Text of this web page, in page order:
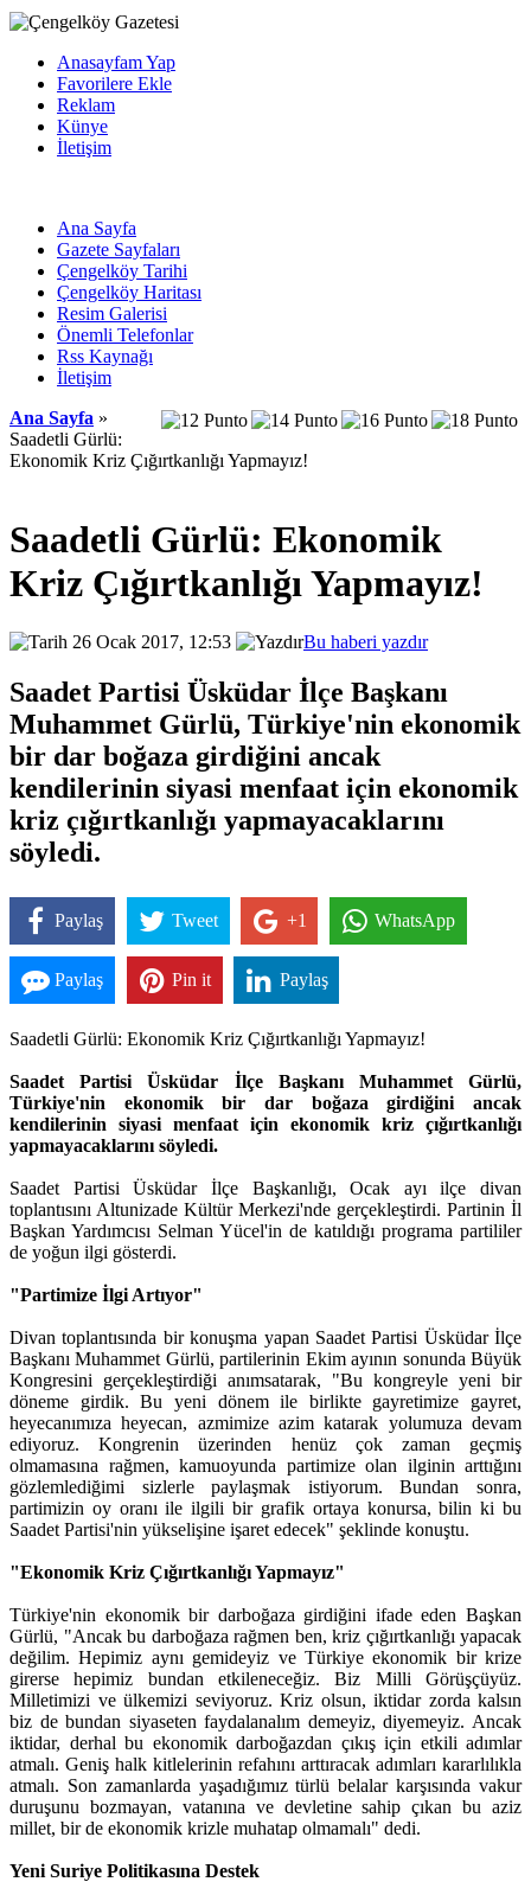
Anasayfam Yap
Favorilere Ekle
Reklam
Künye
İletişim
Ana Sayfa
Gazete Sayfaları
Çengelköy Tarihi
Çengelköy Haritası
Resim Galerisi
Önemli Telefonlar
Rss Kaynağı
İletişim
Ana Sayfa »
Saadetli Gürlü:
Ekonomik Kriz Çığırtkanlığı Yapmayız!
Saadetli Gürlü: Ekonomik
Kriz Çığırtkanlığı Yapmayız!
26 Ocak 2017, 12:53 Bu haberi yazdır
Saadet Partisi Üsküdar İlçe Başkanı
Muhammet Gürlü, Türkiye'nin ekonomik
bir dar boğaza girdiğini ancak
kendilerinin siyasi menfaat için ekonomik
kriz çığırtkanlığı yapmayacaklarını
söyledi.
Paylaş Tweet +1 WhatsApp
Paylaş Pin it Paylaş
Saadetli Gürlü: Ekonomik Kriz Çığırtkanlığı Yapmayız!
Saadet Partisi Üsküdar İlçe Başkanı Muhammet Gürlü,
Türkiye'nin ekonomik bir dar boğaza girdiğini ancak
kendilerinin siyasi menfaat için ekonomik kriz çığırtkanlığı
yapmayacaklarını söyledi.
Saadet Partisi Üsküdar İlçe Başkanlığı, Ocak ayı ilçe divan
toplantısını Altunizade Kültür Merkezi'nde gerçekleştirdi. Partinin İl
Başkan Yardımcısı Selman Yücel'in de katıldığı programa partililer
de yoğun ilgi gösterdi.
"Partimize İlgi Artıyor"
Divan toplantısında bir konuşma yapan Saadet Partisi Üsküdar İlçe
Başkanı Muhammet Gürlü, partilerinin Ekim ayının sonunda Büyük
Kongresini gerçekleştirdiği anımsatarak, "Bu kongreyle yeni bir
döneme girdik. Bu yeni dönem ile birlikte gayretimize gayret,
heyecanımıza heyecan, azmimize azim katarak yolumuza devam
ediyoruz. Kongrenin üzerinden henüz çok zaman geçmiş
olmamasına rağmen, kamuoyunda partimize olan ilginin arttığını
gözlemlediğimi sizlerle paylaşmak istiyorum. Bundan sonra,
partimizin oy oranı ile ilgili bir grafik ortaya konursa, bilin ki bu
Saadet Partisi'nin yükselişine işaret edecek" şeklinde konuştu.
"Ekonomik Kriz Çığırtkanlığı Yapmayız"
Türkiye'nin ekonomik bir darboğaza girdiğini ifade eden Başkan
Gürlü, "Ancak bu darboğaza rağmen ben, kriz çığırtkanlığı yapacak
değilim. Hepimiz aynı gemideyiz ve Türkiye ekonomik bir krize
girerse hepimiz bundan etkileneceğiz. Biz Milli Görüşçüyüz.
Milletimizi ve ülkemizi seviyoruz. Kriz olsun, iktidar zorda kalsın
biz de bundan siyaseten faydalanalım demeyiz, diyemeyiz. Ancak
iktidar, derhal bu ekonomik darboğazdan çıkış için etkili adımlar
atmalı. Geniş halk kitlelerinin refahını arttıracak adımları kararlılıkla
atmalı. Son zamanlarda yaşadığımız türlü belalar karşısında vakur
duruşunu bozmayan, vatanına ve devletine sahip çıkan bu aziz
millet, bir de ekonomik krizle muhatap olmamalı" dedi.
Yeni Suriye Politikasına Destek